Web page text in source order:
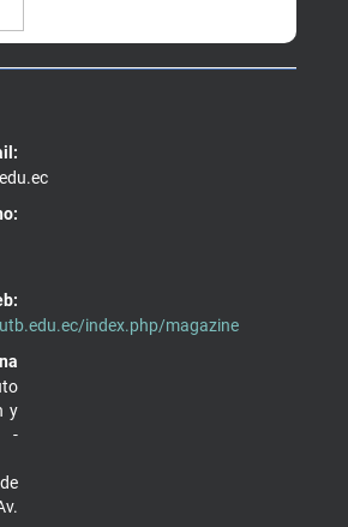
index.php/magazine
y
-